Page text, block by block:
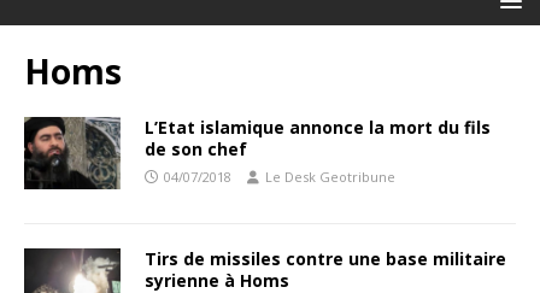
Homs
L’Etat islamique annonce la mort du fils
de son chef
04/07/2018 Le Desk Geotribune
Tirs de missiles contre une base militaire
syrienne à Homs